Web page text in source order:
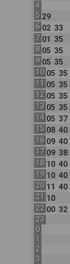
4
5 29
6 02 33
7 01 35
8 05 35
9 05 35
10 05 35
11 05 35
12 05 35
13 05 35
14 05 37
15 08 40
16 09 40
17 09 38
18 10 40
19 10 40
20 11 40
21 10
22 00 32
23
0
1
2
3